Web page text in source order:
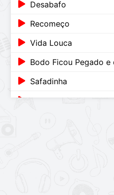
Desabafo
Recomeço
Vida Louca
Bodo Ficou Pegado e
Safadinha
Não Vou Falhar